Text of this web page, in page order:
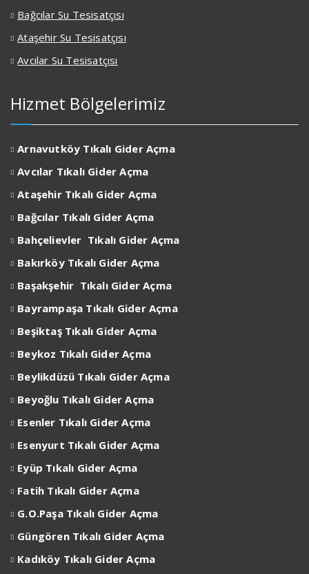
Bağcılar Su Tesisatçısı
Ataşehir Su Tesisatçısı
Avcılar Su Tesisatçısı
Hizmet Bölgelerimiz
Arnavutköy Tıkalı Gider Açma
Avcılar Tıkalı Gider Açma
Ataşehir Tıkalı Gider Açma
Bağcılar Tıkalı Gider Açma
Bahçelievler Tıkalı Gider Açma
Bakırköy Tıkalı Gider Açma
Başakşehir Tıkalı Gider Açma
Bayrampaşa Tıkalı Gider Açma
Beşiktaş Tıkalı Gider Açma
Beykoz Tıkalı Gider Açma
Beylikdüzü Tıkalı Gider Açma
Beyoğlu Tıkalı Gider Açma
Esenler Tıkalı Gider Açma
Esenyurt Tıkalı Gider Açma
Eyüp Tıkalı Gider Açma
Fatih Tıkalı Gider Açma
G.O.Paşa Tıkalı Gider Açma
Güngören Tıkalı Gider Açma
Kadıköy Tıkalı Gider Açma